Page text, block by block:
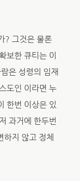
? 그것은 물론
보한 큐티는 이
은 성령의 임재
도인 이라면 누
한번 이상은 있
과거에 한두번
지 않고 정체